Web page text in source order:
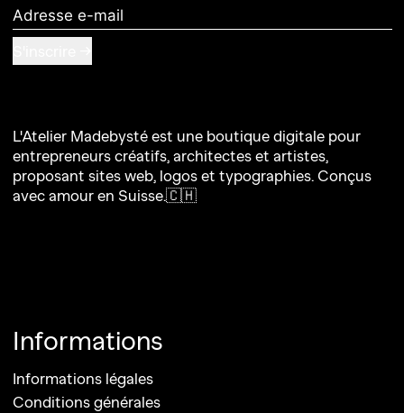
Adresse e-mail
L'Atelier Madebysté est une boutique digitale pour
entrepreneurs créatifs, architectes et artistes,
proposant sites web, logos et typographies. Conçus
avec amour en Suisse.🇨🇭
Informations
Informations légales
Conditions générales